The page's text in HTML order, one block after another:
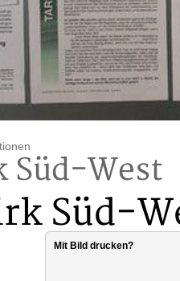
Süd-West
Süd-
Mit Bild drucken?